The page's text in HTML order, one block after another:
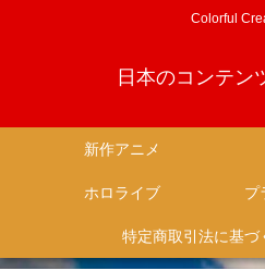
Colorful
日本のコンテン
新作アニメ
ホロライブ